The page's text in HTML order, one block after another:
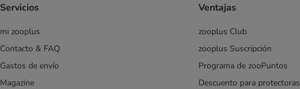
Servicios
mi zooplus
Contacto & FAQ
Gastos de envío
Magazine
Ventajas
zooplus Club
zooplus Suscripción
Programa de zooPuntos
Descuento para protectoras